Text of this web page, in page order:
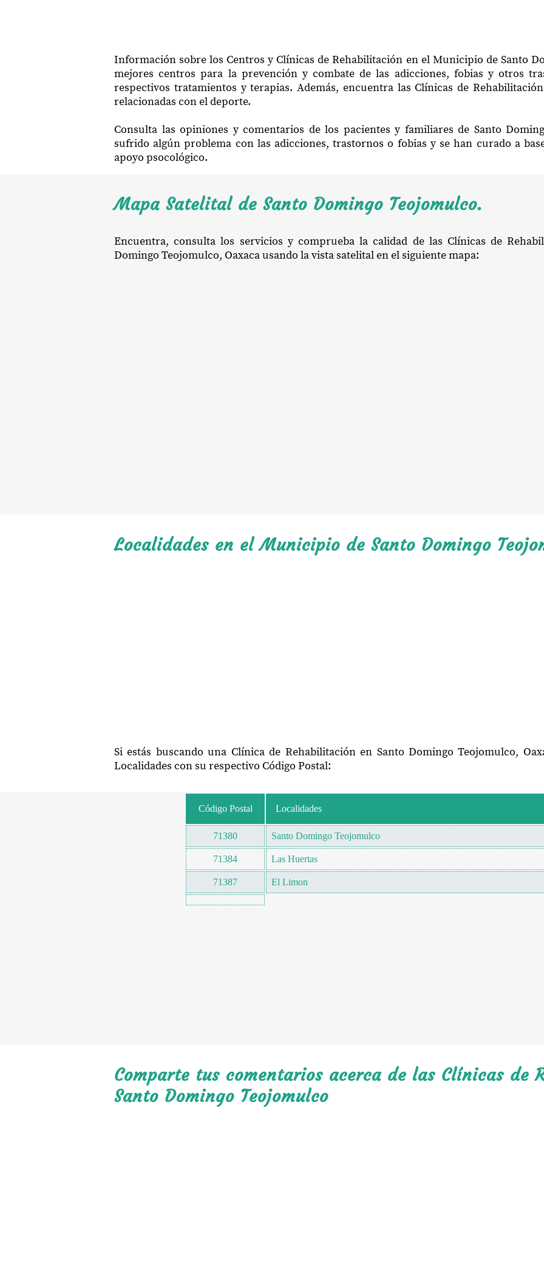
Información sobre los Centros y Clínicas de Rehabilitación en el Municipio de Santo
mejores centros para la prevención y combate de las adicciones, fobias y otros
respectivos tratamientos y terapias. Además, encuentra las Clínicas de
relacionadas con el deporte.
Consulta las opiniones y comentarios de los pacientes y familiares de Santo
sufrido algún problema con las adicciones, trastornos o fobias y se han curado a
apoyo psocológico.
Mapa Satelital de Santo Domingo Teojomulco.
Encuentra, consulta los servicios y comprueba la calidad de las Clínicas de
Domingo Teojomulco, Oaxaca usando la vista satelital en el siguiente mapa:
Localidades en el Municipio de Santo Domingo
Si estás buscando una Clínica de Rehabilitación en Santo Domingo Teojomulco,
Localidades con su respectivo Código Postal:
Código Postal Localidades
71380 Santo Domingo Teojomulco
71384 Las Huertas
71387 El Limon
Comparte tus comentarios acerca de las Clínicas de
Santo Domingo Teojomulco